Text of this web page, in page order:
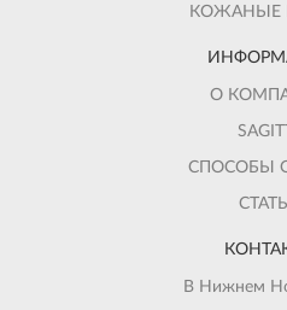
КОЖАНЫЕ
О
СПОСОБЫ
В Нижнем